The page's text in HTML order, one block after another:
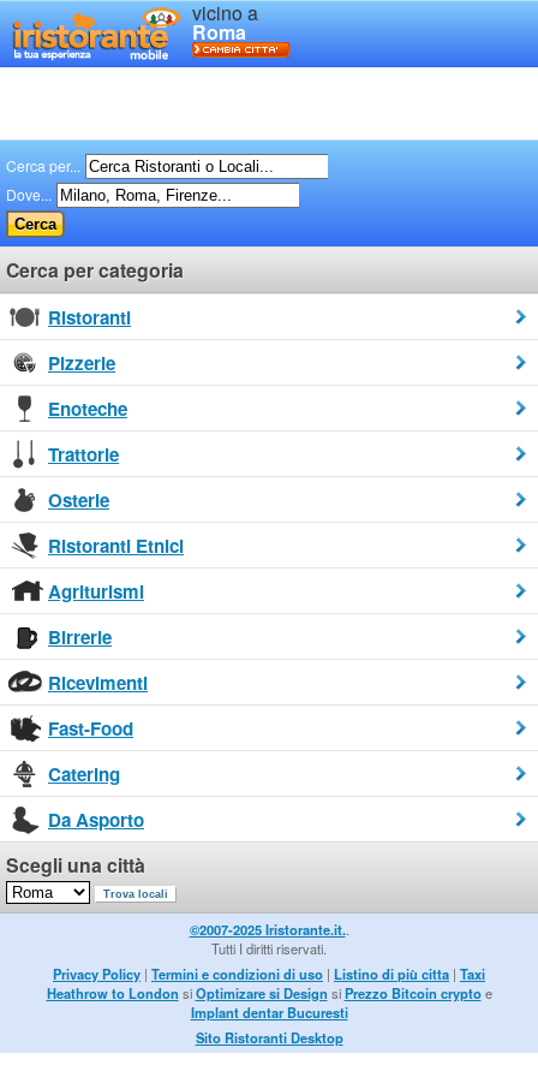
vicino a
Roma
Cerca per...
Dove...
Cerca per categoria
Ristoranti
Pizzerie
Enoteche
Trattorie
Osterie
Ristoranti Etnici
Agriturismi
Birrerie
Ricevimenti
Fast-Food
Catering
Da Asporto
Scegli una città
©2007-2025 Iristorante.it..
Tutti I diritti riservati.
Privacy Policy | Termini e condizioni di uso | Listino di più citta | Taxi
Heathrow to London siOptimizare si Design siPrezzo Bitcoin cryptoe
Implant dentar Bucuresti
Sito Ristoranti Desktop